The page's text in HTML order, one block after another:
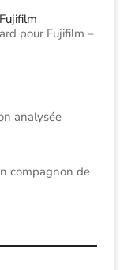
pour Fujifilm –
analysée
compagnon de